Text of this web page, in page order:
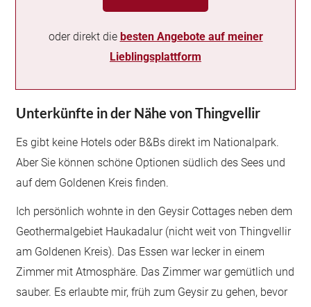
oder direkt die besten Angebote auf meiner
Lieblingsplattform
Unterkünfte in der Nähe von Thingvellir
Es gibt keine Hotels oder B&Bs direkt im Nationalpark.
Aber Sie können schöne Optionen südlich des Sees und
auf dem Goldenen Kreis finden.
Ich persönlich wohnte in den Geysir Cottages neben dem
Geothermalgebiet Haukadalur (nicht weit von Thingvellir
am Goldenen Kreis). Das Essen war lecker in einem
Zimmer mit Atmosphäre. Das Zimmer war gemütlich und
sauber. Es erlaubte mir, früh zum Geysir zu gehen, bevor